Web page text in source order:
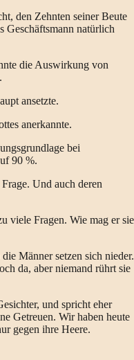
den Zehnten seiner Beute
natürlich
die Auswirkung von
ansetzte.
anerkannte.
bei
90 %.
Und auch deren
viele Fragen. Wie mag er sie
Männer setzen sich nieder.
da, aber niemand rührt sie
und spricht eher
Getreuen. Wir haben heute
gegen ihre Heere.